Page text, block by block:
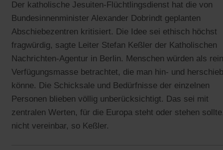
Der katholische Jesuiten-Flüchtlingsdienst hat die von
Bundesinnenminister Alexander Dobrindt geplanten
Abschiebezentren kritisiert. Die Idee sei ethisch höchst
fragwürdig, sagte Leiter Stefan Keßler der Katholischen
Nachrichten-Agentur in Berlin. Menschen würden als
Verfügungsmasse betrachtet, die man hin- und
könne. Die Schicksale und Bedürfnisse der einzelnen
Personen blieben völlig unberücksichtigt. Das sei mit
zentralen Werten, für die Europa steht oder stehen
nicht vereinbar, so Keßler.